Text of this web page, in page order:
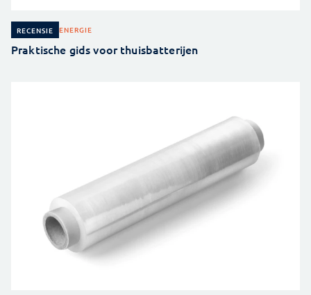
RECENSIE ENERGIE
Praktische gids voor thuisbatterijen